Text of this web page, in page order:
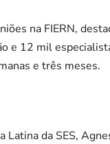
na FIERN,
e 12 mil
e três meses.
da SES,